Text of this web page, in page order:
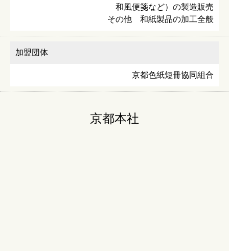
和風便箋など）の製造販売
その他 和紙製品の加工全般
加盟団体
京都色紙短冊協同組合
京都本社